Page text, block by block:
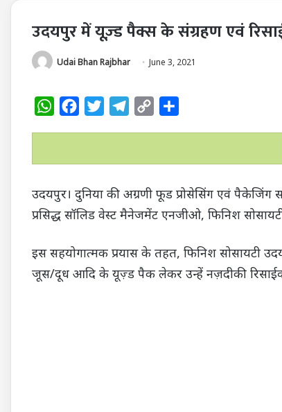
उदयपुर में यूज़्ड पैक्स के संग्रहण एवं
Udai Bhan Rajbhar June 3, 2021
W
t
A
p
e
b
o
o
t
r
e
r
a
y
n
r
e
उदयपुर। दुनिया की अग्रणी फूड प्रोसेसिंग एवं
प्रसिद्ध सॉलिड वेस्ट मैनेजमेंट एनजीओ, फिनिश
इस सहयोगात्मक प्रयास के तहत, फिनिश सोसायटी
जूस/दूध आदि के यूज़्ड पैक लेकर उन्हें नज़दीकी